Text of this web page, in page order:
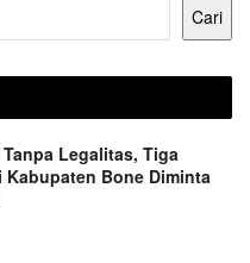
Cari
Legalitas, Tiga
Bone Diminta